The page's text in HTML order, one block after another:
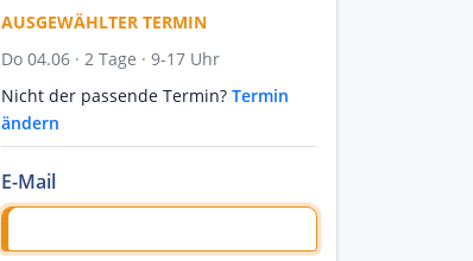
AUSGEWÄHLTER TERMIN
Do 04.06 · 2 Tage · 9-17 Uhr
Nicht der passende Termin? Termin
ändern
E-Mail